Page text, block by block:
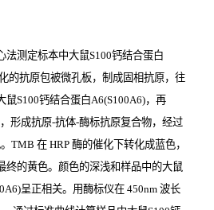
法测定标本中大鼠S100钙结合蛋白
的抗原包被微孔板，制成固相抗原，往
鼠S100钙结合蛋白A6(S100A6)，再
形成抗原-抗体-酶标抗原复合物，经过
TMB 在 HRP 酶的催化下转化成蓝色，
终的黄色。颜色的深浅和样品中的大鼠
呈正相关。用酶标仪在 450nm 波长